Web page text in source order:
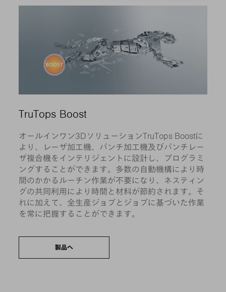
TruTops Boost
オールインワン3DソリューションTruTops Boostに
より、レーザ加工機、パンチ加工機及びパンチレー
ザ複合機をインテリジェントに設計し、プログラミ
ングすることができます。多数の自動機構により時
間のかかるルーチン作業が不要になり、ネスティン
グの共同利用により時間と材料が節約されます。そ
れに加えて、全生産ジョブとジョブに基づいた作業
を常に把握することができます。
製品へ